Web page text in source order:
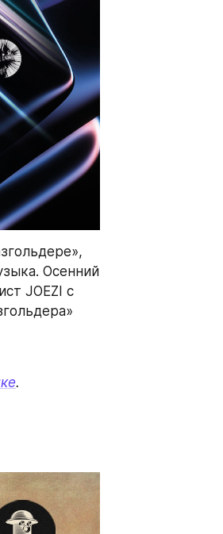
Осенний
JOEZI с
.